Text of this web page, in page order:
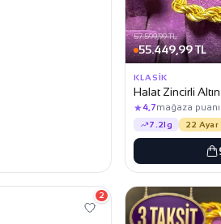
57.599,99 TL
55.449,99 TL
KLASIK
Halat Zincirli
★4,7mağaza puanı
7.21g 22 Ayar
2